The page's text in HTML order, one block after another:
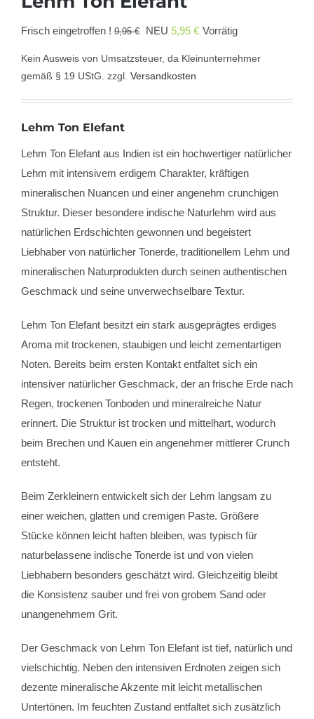
Frisch eingetroffen ! 9,95€
Ursprünglicher
NEU 5,95 €Aktueller
Vorrätig
Kein Ausweis von Umsatzsteuer, da Kleinunternehmer
gemäß § 19 UStG. zzgl. Versandkosten
Lehm Ton Elefant
Lehm Ton Elefant aus Indien ist ein hochwertiger natürlicher
Lehm mit intensivem erdigem Charakter, kräftigen
mineralischen Nuancen und einer angenehm crunchigen
Struktur. Dieser besondere indische Naturlehm wird aus
natürlichen Erdschichten gewonnen und begeistert
Liebhaber von natürlicher Tonerde, traditionellem Lehm und
mineralischen Naturprodukten durch seinen authentischen
Geschmack und seine unverwechselbare Textur.
Lehm Ton Elefant besitzt ein stark ausgeprägtes erdiges
Aroma mit trockenen, staubigen und leicht zementartigen
Noten. Bereits beim ersten Kontakt entfaltet sich ein
intensiver natürlicher Geschmack, der an frische Erde nach
Regen, trockenen Tonboden und mineralreiche Natur
erinnert. Die Struktur ist trocken und mittelhart, wodurch
beim Brechen und Kauen ein angenehmer mittlerer Crunch
entsteht.
Beim Zerkleinern entwickelt sich der Lehm langsam zu
einer weichen, glatten und cremigen Paste. Größere
Stücke können leicht haften bleiben, was typisch für
naturbelassene indische Tonerde ist und von vielen
Liebhabern besonders geschätzt wird. Gleichzeitig bleibt
die Konsistenz sauber und frei von grobem Sand oder
unangenehmem Grit.
Der Geschmack von Lehm Ton Elefant ist tief, natürlich und
vielschichtig. Neben den intensiven Erdnoten zeigen sich
dezente mineralische Akzente mit leicht metallischen
Untertönen. Im feuchten Zustand entfaltet sich zusätzlich